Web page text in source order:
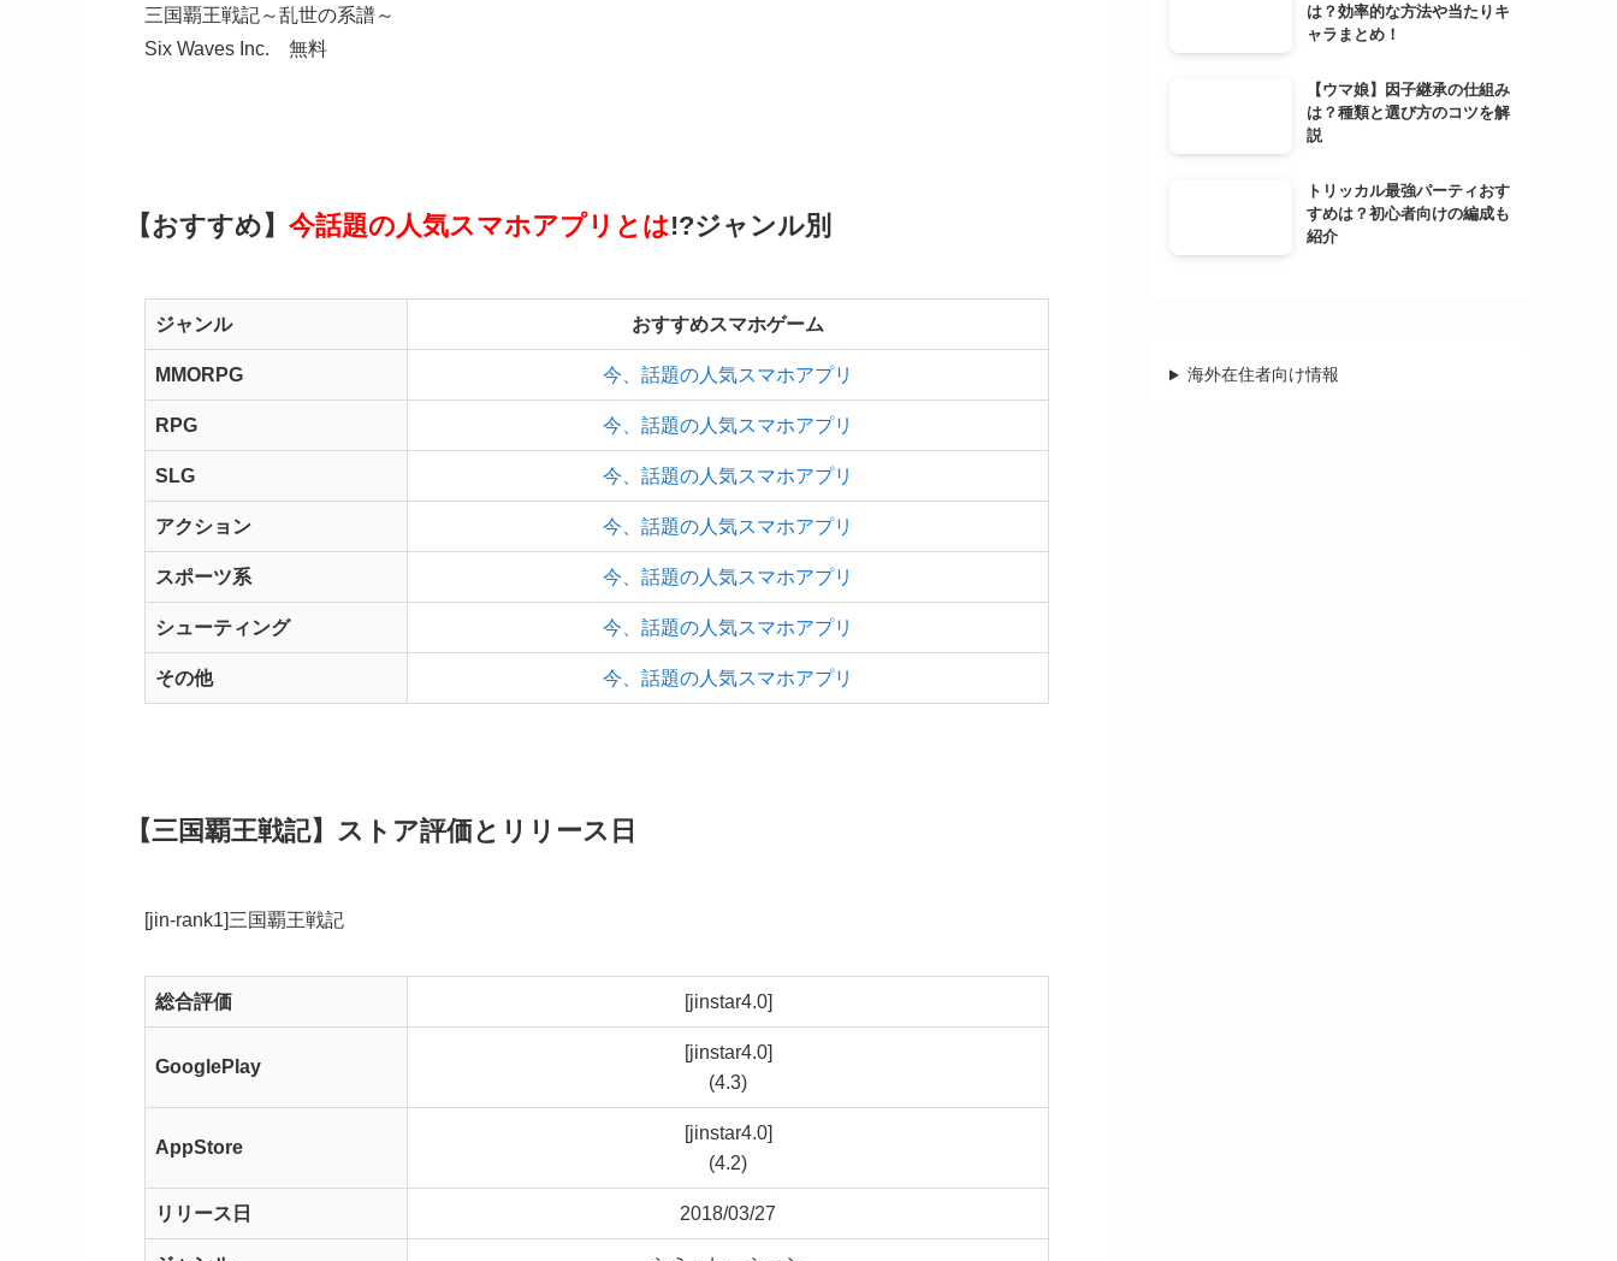
三国覇王戦記～乱世の系譜～
Six Waves Inc. 無料
【おすすめ】 今話題の人気スマホアプリとは!?ジャンル別
ジャンル おすすめスマホゲーム
MMORPG 今、話題の人気スマホアプリ
RPG 今、話題の人気スマホアプリ
SLG 今、話題の人気スマホアプリ
アクション 今、話題の人気スマホアプリ
スポーツ系 今、話題の人気スマホアプリ
シューティング 今、話題の人気スマホアプリ
その他 今、話題の人気スマホアプリ
【三国覇王戦記】ストア評価とリリース日
[jin-rank1]三国覇王戦記
総合評価 [jinstar4.0]
GooglePlay
[jinstar4.0]
(4.3)
AppStore
[jinstar4.0]
(4.2)
リリース日 2018/03/27
は？効率的な方法や当たりキ
ャラまとめ！
【ウマ娘】因子継承の仕組み
は？種類と選び方のコツを解
説
トリッカル最強パーティおす
すめは？初心者向けの編成も
紹介
海外在住者向け情報